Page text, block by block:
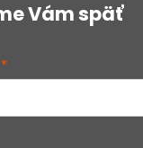
Vám späť
*